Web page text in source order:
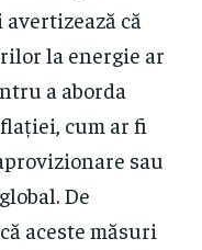
că
la energie ar
a aborda
cum ar fi
sau
De
aceste măsuri